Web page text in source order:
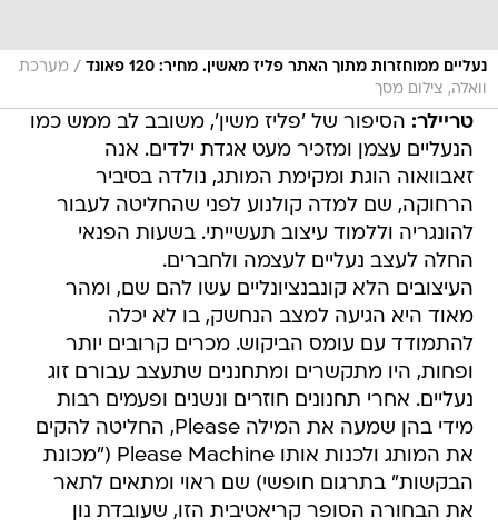
נעליים ממוחזרות מתוך האתר פליז מאשין. מחיר: 120 פאונד / מערכת
וואלה, צילום מסך
טריילר: הסיפור של 'פליז משין', משובב לב ממש כמו
הנעליים עצמן ומזכיר מעט אגדת ילדים. אנה
זאבוואוה הוגת ומקימת המותג, נולדה בסיביר
הרחוקה, שם למדה קולנוע לפני שהחליטה לעבור
להונגריה וללמוד עיצוב תעשייתי. בשעות הפנאי
החלה לעצב נעליים לעצמה ולחברים.
העיצובים הלא קונבנציונליים עשו להם שם, ומהר
מאוד היא הגיעה למצב הנחשק, בו לא יכלה
להתמודד עם עומס הביקוש. מכרים קרובים יותר
ופחות, היו מתקשרים ומתחננים שתעצב עבורם זוג
נעליים. אחרי תחנונים חוזרים ונשנים ופעמים רבות
מידי בהן שמעה את המילה Please, החליטה להקים
את המותג ולכנות אותו Please Machine ("מכונת
הבקשות" בתרגום חופשי) שם ראוי ומתאים לתאר
את הבחורה הסופר קריאטיבית הזו, שעובדת נון